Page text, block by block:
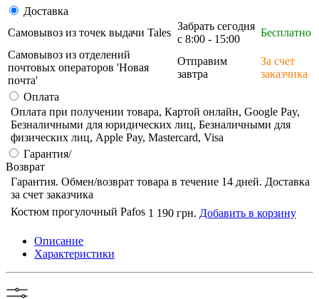
Доставка
Самовывоз из точек выдачи Tales
Забрать сегодня
с 8:00 - 15:00
Бесплатно
Самовывоз из отделений
почтовых операторов 'Новая
почта'
Отправим
завтра
За счет
заказчика
Оплата
Оплата при получении товара, Картой онлайн, Google Pay,
Безналичными для юридических лиц, Безналичными для
физических лиц, Apple Pay, Mastercard, Visa
Гарантия/
Возврат
Гарантия. Обмен/возврат товара в течение 14 дней. Доставка
за счет заказчика
Костюм прогулочный Pafos 1 190 грн. Добавить в корзину
Описание
Характеристики